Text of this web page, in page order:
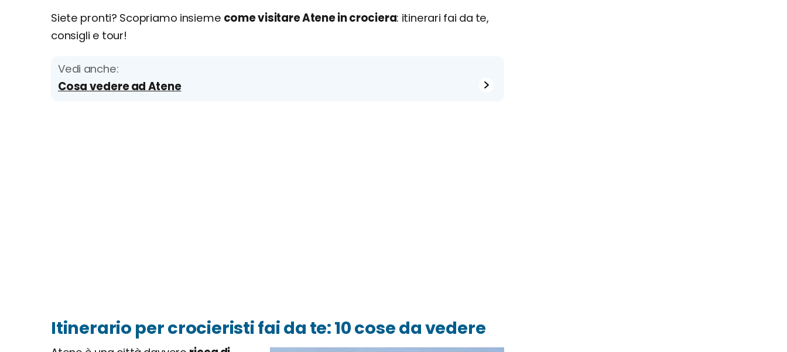
Siete pronti? Scopriamo insieme come visitare Atene in crociera: itinerari fai da te,
consigli e tour!
Vedi anche:
Cosa vedere ad Atene
Itinerario per crocieristi fai da te: 10 cose da vedere